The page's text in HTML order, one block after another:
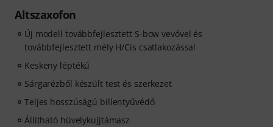
immediately gives you feedback on pitch and rhythm.
Take the opportunity now to develop your saxophone
skills flexibly, effectively and enjoyably - anytime,
anywhere. No automatic renewal!
Altszaxofon
Új modell továbbfejlesztett S-bow vevővel és
továbbfejlesztett mély H/Cis csatlakozással
Keskeny léptékű
Sárgarézből készült test és szerkezet
Teljes hosszúságú billentyűvédő
Állítható hüvelykujjtámasz